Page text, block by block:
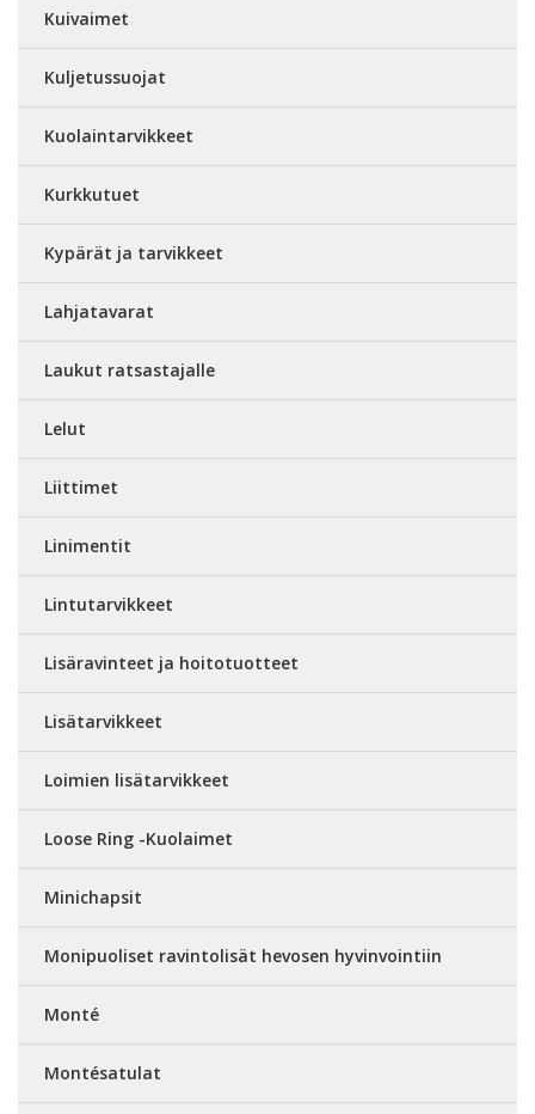
Kuivaimet
Kuljetussuojat
Kuolaintarvikkeet
Kurkkutuet
Kypärät ja tarvikkeet
Lahjatavarat
Laukut ratsastajalle
Lelut
Liittimet
Linimentit
Lintutarvikkeet
Lisäravinteet ja hoitotuotteet
Lisätarvikkeet
Loimien lisätarvikkeet
Loose Ring -Kuolaimet
Minichapsit
Monipuoliset ravintolisät hevosen hyvinvointiin
Monté
Montésatulat